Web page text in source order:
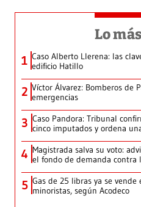
Lo
1 Caso Alberto Llerena: las
edificio Hatillo
2 Víctor Álvarez: Bomberos de
emergencias
3 Caso Pandora: Tribunal
cinco imputados y ordena
4 Magistrada salva su voto:
el fondo de demanda contra
5 Gas de 25 libras ya se
minoristas, según Acodeco